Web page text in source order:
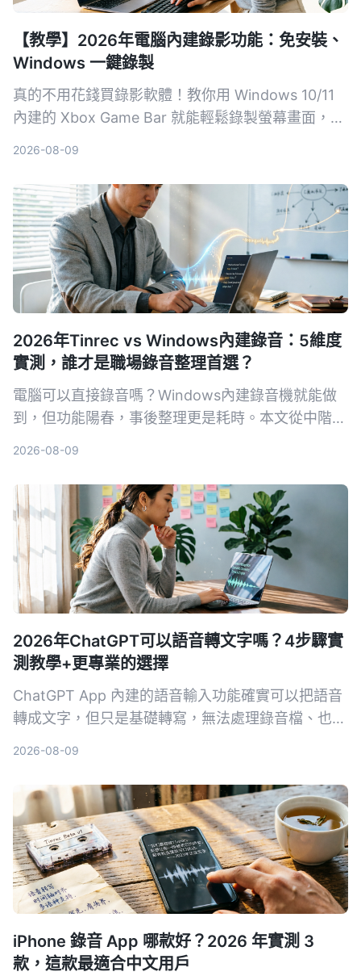
【教學】2026年電腦內建錄影功能：免安裝、
Windows 一鍵錄製
真的不用花錢買錄影軟體！教你用 Windows 10/11
內建的 Xbox Game Bar 就能輕鬆錄製螢幕畫面，步
2026-08-09
2026年Tinrec vs Windows內建錄音：5維度
實測，誰才是職場錄音整理首選？
電腦可以直接錄音嗎？Windows內建錄音機就能做
到，但功能陽春，事後整理更是耗時。本文從中階主
門檻五大維度的表現，幫你找到最適合會議、學習與
訪談的錄音整理方案。
2026-08-09
2026年ChatGPT可以語音轉文字嗎？4步驟實
測教學+更專業的選擇
ChatGPT App 內建的語音輸入功能確實可以把語音
轉成文字，但只是基礎轉寫，無法處理錄音檔、也沒
具 Tinrec，看看哪一個更適合會議、學習和內容整
理。
2026-08-09
iPhone 錄音 App 哪款好？2026 年實測 3
款，這款最適合中文用戶